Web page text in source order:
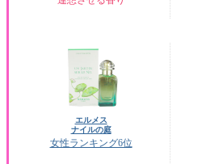
エルメス
ナイルの庭
女性ランキング6位